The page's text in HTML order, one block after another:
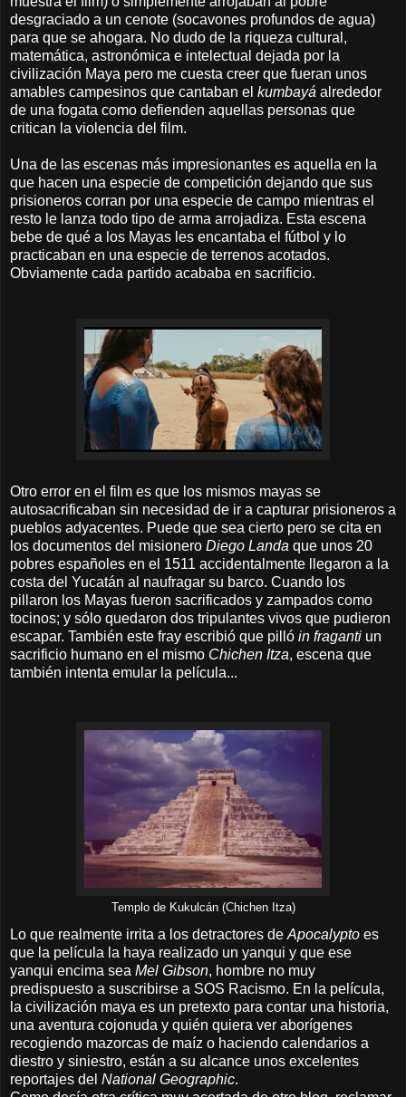
desgraciado a un cenote (socavones profundos de agua)
para que se ahogara. No dudo de la riqueza cultural,
matemática, astronómica e intelectual dejada por la
civilización Maya pero me cuesta creer que fueran unos
amables campesinos que cantaban el kumbayá alrededor
de una fogata como defienden aquellas personas que
critican la violencia del film.
Una de las escenas más impresionantes es aquella en la
que hacen una especie de competición dejando que sus
prisioneros corran por una especie de campo mientras el
resto le lanza todo tipo de arma arrojadiza. Esta escena
bebe de qué a los Mayas les encantaba el fútbol y lo
practicaban en una especie de terrenos acotados.
Obviamente cada partido acababa en sacrificio.
Otro error en el film es que los mismos mayas se
autosacrificaban sin necesidad de ir a capturar prisioneros a
pueblos adyacentes. Puede que sea cierto pero se cita en
los documentos del misionero Diego Landa que unos 20
pobres españoles en el 1511 accidentalmente llegaron a la
costa del Yucatán al naufragar su barco. Cuando los
pillaron los Mayas fueron sacrificados y zampados como
tocinos; y sólo quedaron dos tripulantes vivos que pudieron
escapar. También este fray escribió que pilló in fraganti un
sacrificio humano en el mismo Chichen Itza, escena que
también intenta emular la película...
Templo de Kukulcán (Chichen Itza)
Lo que realmente irrita a los detractores de Apocalypto es
que la película la haya realizado un yanqui y que ese
yanqui encima sea Mel Gibson, hombre no muy
predispuesto a suscribirse a SOS Racismo. En la película,
la civilización maya es un pretexto para contar una historia,
una aventura cojonuda y quién quiera ver aborígenes
recogiendo mazorcas de maíz o haciendo calendarios a
diestro y siniestro, están a su alcance unos excelentes
reportajes del National Geographic.